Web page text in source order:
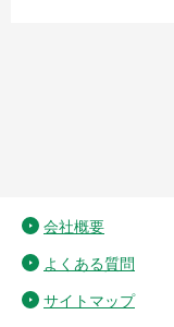
会社概要
よくある質問
サイトマップ